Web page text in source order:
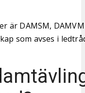
är DAMSM,
som avses i